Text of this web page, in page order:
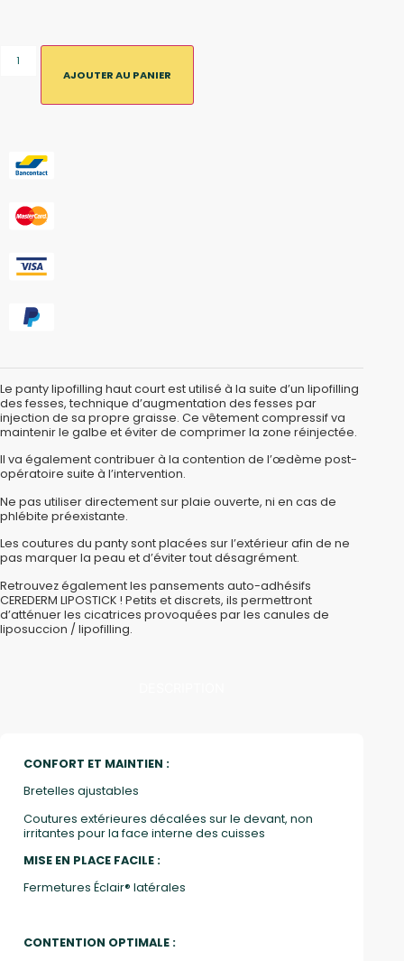
AJOUTER AU PANIER
Le panty lipofilling haut court est utilisé à la suite d’un lipofilling
des fesses, technique d’augmentation des fesses par
injection de sa propre graisse. Ce vêtement compressif va
maintenir le galbe et éviter de comprimer la zone réinjectée.
Il va également contribuer à la contention de l’œdème post-
opératoire suite à l’intervention.
Ne pas utiliser directement sur plaie ouverte, ni en cas de
phlébite préexistante.
Les coutures du panty sont placées sur l’extérieur afin de ne
pas marquer la peau et d’éviter tout désagrément.
Retrouvez également les pansements auto-adhésifs
CEREDERM LIPOSTICK ! Petits et discrets, ils permettront
d’atténuer les cicatrices provoquées par les canules de
liposuccion / lipofilling.
CONFORT ET MAINTIEN :
Bretelles ajustables
Coutures extérieures décalées sur le devant, non
irritantes pour la face interne des cuisses
MISE EN PLACE FACILE :
Fermetures Éclair® latérales
CONTENTION OPTIMALE :